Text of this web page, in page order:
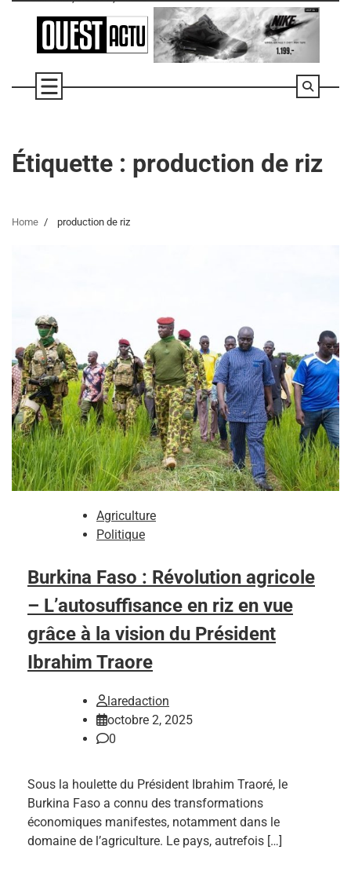
Étiquette : production de riz
Home production de riz
Agriculture
Politique
Burkina Faso : Révolution agricole
– L’autosuffisance en riz en vue
grâce à la vision du Président
Ibrahim Traore
laredaction
octobre 2, 2025
0
Sous la houlette du Président Ibrahim Traoré, le
Burkina Faso a connu des transformations
économiques manifestes, notamment dans le
domaine de l’agriculture. Le pays, autrefois […]